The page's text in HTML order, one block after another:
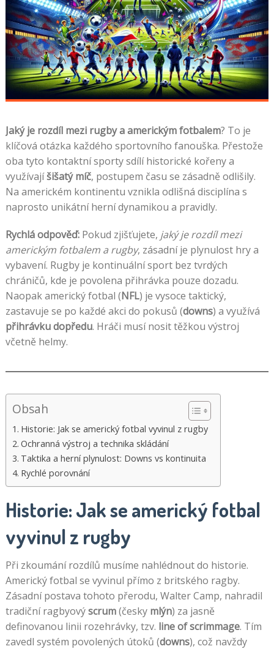
Jaký je rozdíl mezi rugby a americkým fotbalem? To je
klíčová otázka každého sportovního fanouška. Přestože
oba tyto kontaktní sporty sdílí historické kořeny a
využívajíšišatý míč, postupem času se zásadně odlišily.
Na americkém kontinentu vznikla odlišná disciplína s
naprosto unikátní herní dynamikou a pravidly.
Rychlá odpověď:Pokud zjišťujete, jaký je rozdíl mezi
americkým fotbalem a rugby, zásadní je plynulost hry a
vybavení. Rugby je kontinuální sport bez tvrdých
chráničů, kde je povolena přihrávka pouze dozadu.
Naopak americký fotbal (NFL) je vysoce taktický,
zastavuje se po každé akci do pokusů (downs) a využívá
přihrávku dopředu. Hráči musí nosit těžkou výstroj
včetně helmy.
Obsah
Historie: Jak se americký fotbal vyvinul z rugby
Ochranná výstroj a technika skládání
Taktika a herní plynulost: Downs vs kontinuita
Rychlé porovnání
Historie: Jak se americký fotbal
vyvinul z rugby
Při zkoumání rozdílů musíme nahlédnout do historie.
Americký fotbal se vyvinul přímo z britského ragby.
Zásadní postava tohoto přerodu, Walter Camp, nahradil
tradiční ragbyovýscrum(česky mlýn) za jasně
definovanou linii rozehrávky, tzv. line of scrimmage. Tím
zavedl systém povolených útoků (downs), což navždy